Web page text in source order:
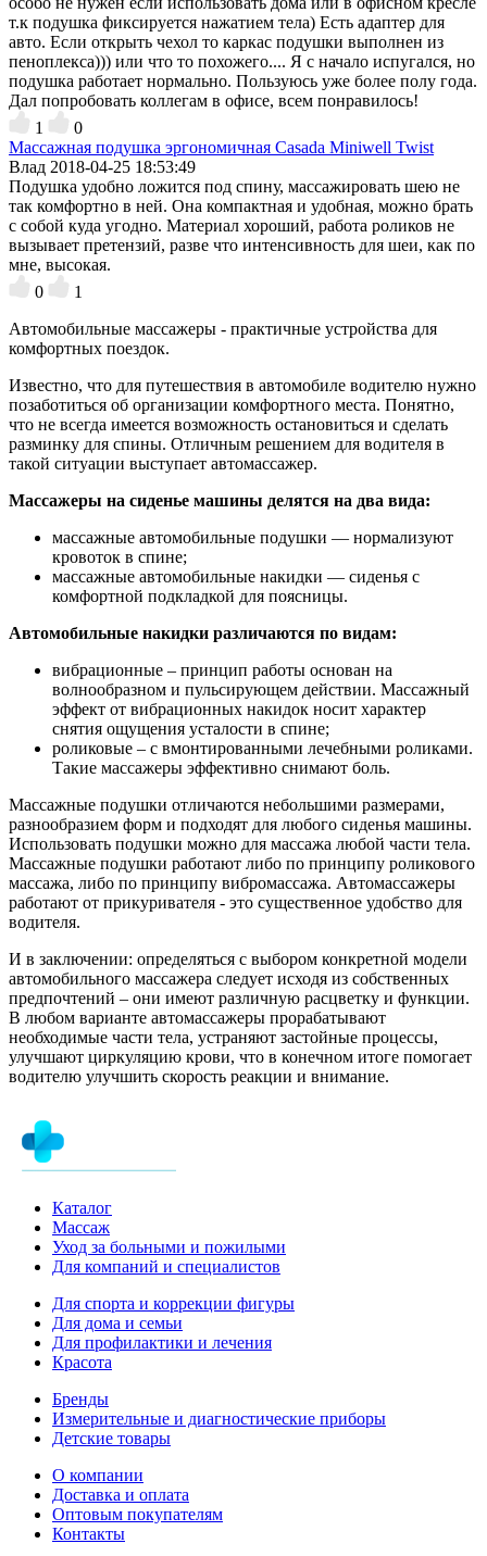
т.к подушка фиксируется нажатием тела) Есть адаптер для
авто. Если открыть чехол то каркас подушки выполнен из
пеноплекса))) или что то похожего.... Я с начало испугался, но
подушка работает нормально. Пользуюсь уже более полу года.
Дал попробовать коллегам в офисе, всем понравилось!
1
0
Массажная подушка эргономичная Casada Miniwell Twist
Влад 2018-04-25 18:53:49
Подушка удобно ложится под спину, массажировать шею не
так комфортно в ней. Она компактная и удобная, можно брать
с собой куда угодно. Материал хороший, работа роликов не
вызывает претензий, разве что интенсивность для шеи, как по
мне, высокая.
0
1
Автомобильные массажеры - практичные устройства для
комфортных поездок.
Известно, что для путешествия в автомобиле водителю нужно
позаботиться об организации комфортного места. Понятно,
что не всегда имеется возможность остановиться и сделать
разминку для спины. Отличным решением для водителя в
такой ситуации выступает автомассажер.
Массажеры на сиденье машины делятся на два вида:
массажные автомобильные подушки — нормализуют
кровоток в спине;
массажные автомобильные накидки — сиденья с
комфортной подкладкой для поясницы.
Автомобильные накидки различаются по видам:
вибрационные – принцип работы основан на
волнообразном и пульсирующем действии. Массажный
эффект от вибрационных накидок носит характер
снятия ощущения усталости в спине;
роликовые – с вмонтированными лечебными роликами.
Такие массажеры эффективно снимают боль.
Массажные подушки отличаются небольшими размерами,
разнообразием форм и подходят для любого сиденья машины.
Использовать подушки можно для массажа любой части тела.
Массажные подушки работают либо по принципу роликового
массажа, либо по принципу вибромассажа. Автомассажеры
работают от прикуривателя - это существенное удобство для
водителя.
И в заключении: определяться с выбором конкретной модели
автомобильного массажера следует исходя из собственных
предпочтений – они имеют различную расцветку и функции.
В любом варианте автомассажеры прорабатывают
необходимые части тела, устраняют застойные процессы,
улучшают циркуляцию крови, что в конечном итоге помогает
водителю улучшить скорость реакции и внимание.
Каталог
Массаж
Уход за больными и пожилыми
Для компаний и специалистов
Для спорта и коррекции фигуры
Для дома и семьи
Для профилактики и лечения
Красота
Бренды
Измерительные и диагностические приборы
Детские товары
О компании
Доставка и оплата
Оптовым покупателям
Контакты